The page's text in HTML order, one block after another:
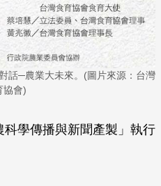
話─農業大未來。(圖片來源：台灣
協會)
科學傳播與新聞產製」執行